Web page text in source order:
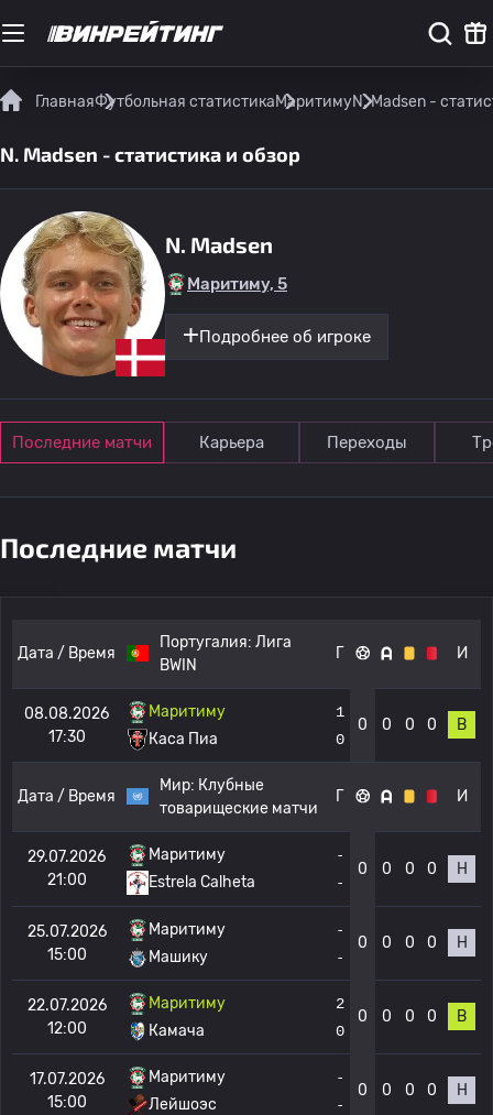
ГлавнаяФутбольная статистикаМаритимуN. Madsen -
N. Madsen - статистика и обзор
N. Madsen
Маритиму, 5
Подробнее об игроке
Последние матчи Карьера Переходы
Последние матчи
Дата / Время
Португалия: Лига
BWIN
Г И
08.08.2026
17:30
Маритиму
Каса Пиа
1
0
0 0 0 0 В
Дата / Время
Мир: Клубные
товарищеские матчи
Г И
29.07.2026
21:00
Маритиму
Estrela Calheta
-
-
0 0 0 0 Н
25.07.2026
15:00
Маритиму
Машику
-
-
0 0 0 0 Н
22.07.2026
12:00
Маритиму
Камача
2
0
0 0 0 0 В
17.07.2026
15:00
Маритиму
Лейшоэс
-
-
0 0 0 0 Н